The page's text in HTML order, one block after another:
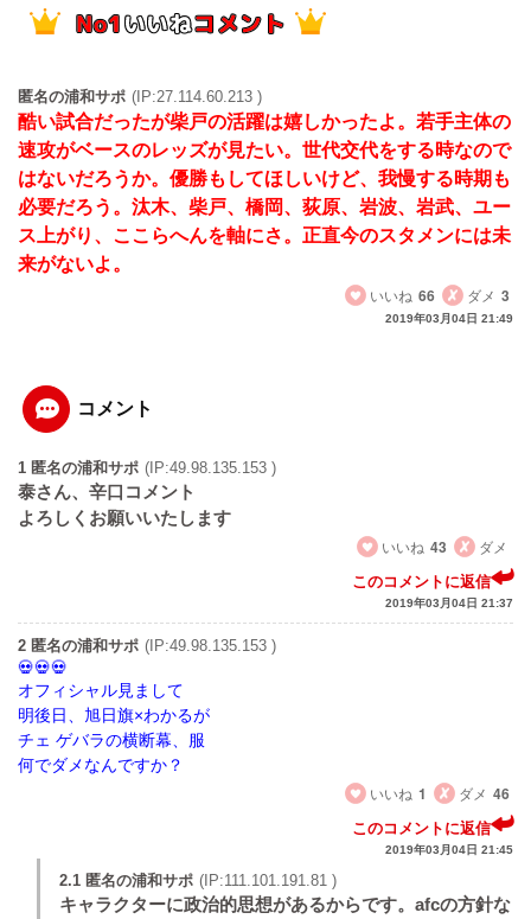
匿名の浦和サポ (IP:27.114.60.213 )
酷い試合だったが柴戸の活躍は嬉しかったよ。若手主体の
速攻がベースのレッズが見たい。世代交代をする時なので
はないだろうか。優勝もしてほしいけど、我慢する時期も
必要だろう。汰木、柴戸、橋岡、荻原、岩波、岩武、ユー
ス上がり、ここらへんを軸にさ。正直今のスタメンには未
来がないよ。
いいね 66 ダメ 3
2019年03月04日 21:49
コメント
1 匿名の浦和サポ (IP:49.98.135.153 )
泰さん、辛口コメント
よろしくお願いいたします
いいね 43 ダメ
このコメントに返信
2019年03月04日 21:37
2 匿名の浦和サポ (IP:49.98.135.153 )
オフィシャル見まして
明後日、旭日旗×わかるが
チェ ゲバラの横断幕、服
何でダメなんですか？
いいね 1 ダメ 46
このコメントに返信
2019年03月04日 21:45
2.1 匿名の浦和サポ (IP:111.101.191.81 )
キャラクターに政治的思想があるからです。afcの方針な